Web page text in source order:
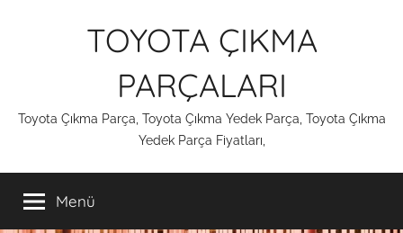
TOYOTA ÇIKMA
PARÇALARI
Toyota Çıkma Parça, Toyota Çıkma Yedek Parça, Toyota Çıkma
Yedek Parça Fiyatları,
Menü